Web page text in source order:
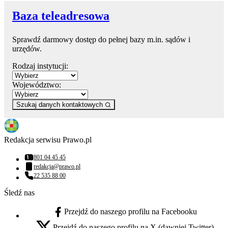
Baza teleadresowa
Sprawdź darmowy dostęp do pełnej bazy m.in. sądów i
urzędów.
Rodzaj instytucji:
Województwo:
Szukaj danych kontaktowych
Redakcja serwisu Prawo.pl
Numer telefonu:
801 04 45 45
Adres email:
redakcja@prawo.pl
Numer telefonu:
22 535 88 00
Śledź nas
facebook - otwiera się w nowej karcie
Przejdź do naszego profilu na Facebooku